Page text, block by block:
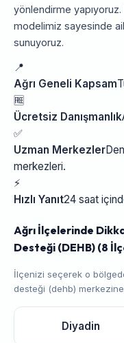
yönlendirme
modelimiz sayesinde
sunuyoruz.
📍
Ağrı Geneli Kapsam
🆓
Ücretsiz Danışmanlık
✅
Uzman Merkezler
merkezleri.
⚡
Hızlı Yanıt24 saat
Ağrı İlçelerinde
Desteği (DEHB) (8
İlçenizi seçerek o
desteği (dehb) merkezine
Diyadin